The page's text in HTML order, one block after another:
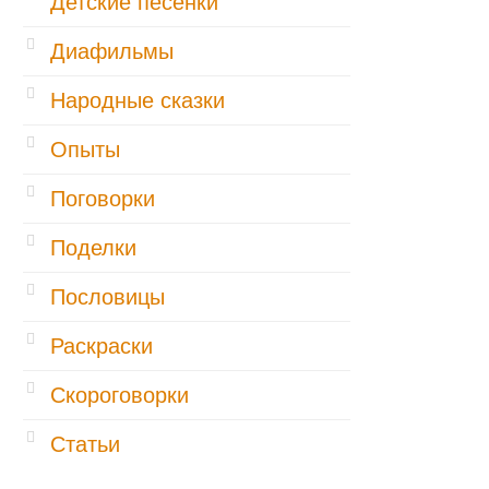
Диафильмы
Народные сказки
Опыты
Поговорки
Поделки
Пословицы
Раскраски
Скороговорки
Статьи